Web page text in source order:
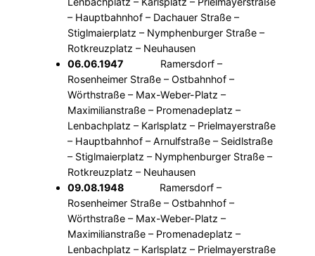
– Hauptbahnhof – Dachauer Straße –
Stiglmaierplatz – Nymphenburger Straße –
Rotkreuzplatz – Neuhausen
06.06.1947 Ramersdorf –
Rosenheimer Straße – Ostbahnhof –
Wörthstraße – Max-Weber-Platz –
Maximilianstraße – Promenadeplatz –
Lenbachplatz – Karlsplatz – Prielmayerstraße
– Hauptbahnhof – Arnulfstraße – Seidlstraße
– Stiglmaierplatz – Nymphenburger Straße –
Rotkreuzplatz – Neuhausen
09.08.1948
Ramersdorf –
Rosenheimer Straße – Ostbahnhof –
Wörthstraße – Max-Weber-Platz –
Maximilianstraße – Promenadeplatz –
Lenbachplatz – Karlsplatz – Prielmayerstraße